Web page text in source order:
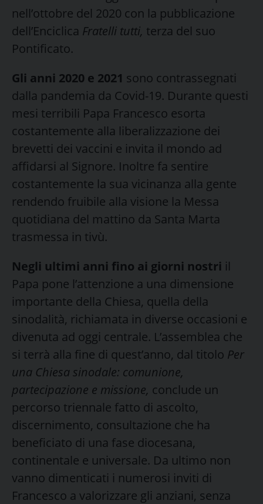
nell’ottobre del 2020 con la pubblicazione
dell’Enciclica Fratelli tutti, terza del suo
Pontificato.
Gli anni 2020 e 2021 sono contrassegnati
dalla pandemia da Covid-19. Durante questi
mesi terribili Papa Francesco esorta
costantemente alla liberalizzazione dei
brevetti dei vaccini e invita il mondo ad
affidarsi al Signore. Inoltre fa sentire
costantemente la sua vicinanza alla gente
rendendo fruibile alla visione la Messa
quotidiana del mattino da Santa Marta
trasmessa in tivù.
Negli ultimi anni fino ai giorni nostri il
Papa pone l’attenzione a una dimensione
importante della Chiesa, quella della
sinodalità, richiamata in diverse occasioni e
divenuta ad oggi centrale. L’assemblea che
si terrà alla fine di quest’anno, dal titolo Per
una Chiesa sinodale: comunione,
partecipazione e missione, conclude un
percorso triennale fatto di ascolto,
discernimento, consultazione che ha
beneficiato di una fase diocesana,
continentale e universale. Da ultimo non
vanno dimenticati i numerosi inviti di
Francesco a valorizzare gli anziani, senza